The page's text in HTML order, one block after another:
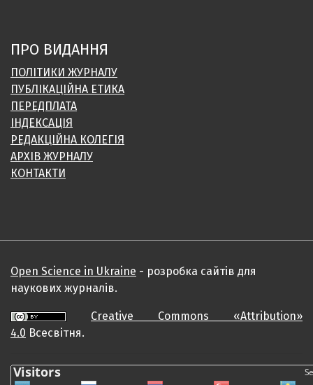
ПРО ВИДАННЯ
ПОЛІТИКИ ЖУРНАЛУ
ПУБЛІКАЦІЙНА ЕТИКА
ПЕРЕДПЛАТА
ІНДЕКСАЦІЯ
РЕДАКЦІЙНА КОЛЕГІЯ
АРХІВ ЖУРНАЛУ
КОНТАКТИ
Open Science in Ukraine - розробка сайтів для
наукових журналів.
Creative Commons «Attribution»
4.0 Всесвітня.